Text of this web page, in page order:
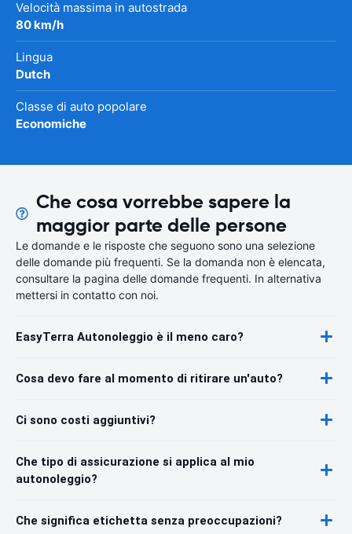
Velocità massima in autostrada
80 km/h
Lingua
Dutch
Classe di auto popolare
Economiche
Che cosa vorrebbe sapere la
maggior parte delle persone
Le domande e le risposte che seguono sono una selezione
delle domande più frequenti. Se la domanda non è elencata,
consultare la pagina delle domande frequenti. In alternativa
mettersi in contatto con noi.
EasyTerra Autonoleggio è il meno caro?
Cosa devo fare al momento di ritirare un'auto?
Ci sono costi aggiuntivi?
Che tipo di assicurazione si applica al mio
autonoleggio?
Che significa etichetta senza preoccupazioni?